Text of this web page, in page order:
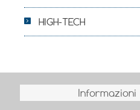
HIGH-TECH
Informazioni